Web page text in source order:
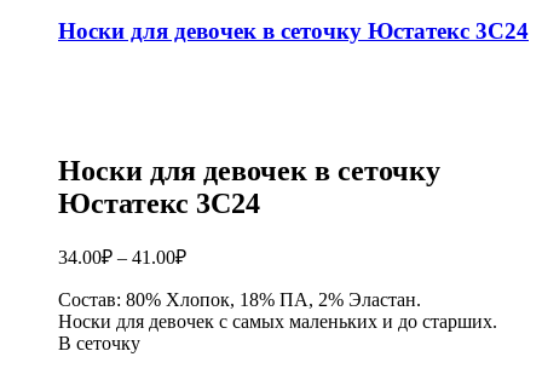
Носки для девочек в сеточку Юстатекс 3С24
Носки для девочек в сеточку
Юстатекс 3С24
34.00₽ – 41.00₽
Состав: 80% Хлопок, 18% ПА, 2% Эластан.
Носки для девочек с самых маленьких и до старших.
В сеточку